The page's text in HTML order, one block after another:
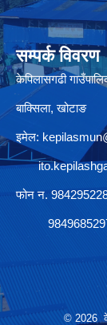
सम्पर्क विवरण
केपिलासगढी
बाक्सिला, खोटाङ
इमेल:
फोन न.
9849685297
© 2026